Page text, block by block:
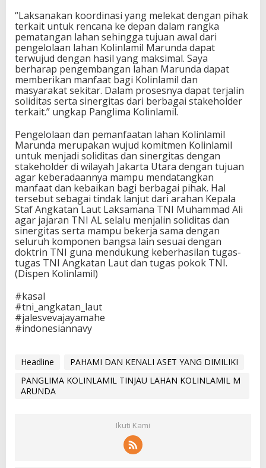
“Laksanakan koordinasi yang melekat dengan pihak
terkait untuk rencana ke depan dalam rangka
pematangan lahan sehingga tujuan awal dari
pengelolaan lahan Kolinlamil Marunda dapat
terwujud dengan hasil yang maksimal. Saya
berharap pengembangan lahan Marunda dapat
memberikan manfaat bagi Kolinlamil dan
masyarakat sekitar. Dalam prosesnya dapat terjalin
soliditas serta sinergitas dari berbagai stakeholder
terkait.” ungkap Panglima Kolinlamil.
Pengelolaan dan pemanfaatan lahan Kolinlamil
Marunda merupakan wujud komitmen Kolinlamil
untuk menjadi soliditas dan sinergitas dengan
stakeholder di wilayah Jakarta Utara dengan tujuan
agar keberadaannya mampu mendatangkan
manfaat dan kebaikan bagi berbagai pihak. Hal
tersebut sebagai tindak lanjut dari arahan Kepala
Staf Angkatan Laut Laksamana TNI Muhammad Ali
agar jajaran TNI AL selalu menjalin soliditas dan
sinergitas serta mampu bekerja sama dengan
seluruh komponen bangsa lain sesuai dengan
doktrin TNI guna mendukung keberhasilan tugas-
tugas TNI Angkatan Laut dan tugas pokok TNI.
(Dispen Kolinlamil)
#kasal
#tni_angkatan_laut
#jalesvevajayamahe
#indonesiannavy
Headline
PAHAMI DAN KENALI ASET YANG DIMILIKI
PANGLIMA KOLINLAMIL TINJAU LAHAN KOLINLAMIL M
ARUNDA
Ikuti Kami